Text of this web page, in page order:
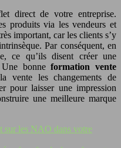
direct de votre entreprise.
produits via les vendeurs et
important, car les clients s’y
Par conséquent, en
ce qu’ils disent créer une
Une bonneformation vente
vente les changements de
pour laisser une impression
une meilleure marque
sur les NAO dans votre